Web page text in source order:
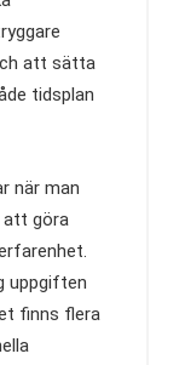
att sätta
tidsplan
när man
att göra
uppgiften
finns flera